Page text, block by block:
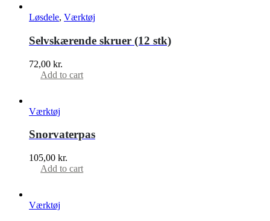
Løsdele, Værktøj
Selvskærende skruer (12 stk)
72,00 kr.
Add to cart
Værktøj
Snorvaterpas
105,00 kr.
Add to cart
Værktøj